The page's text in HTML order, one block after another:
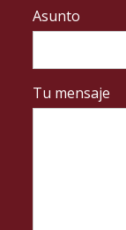
Asunto
Tu mensaje